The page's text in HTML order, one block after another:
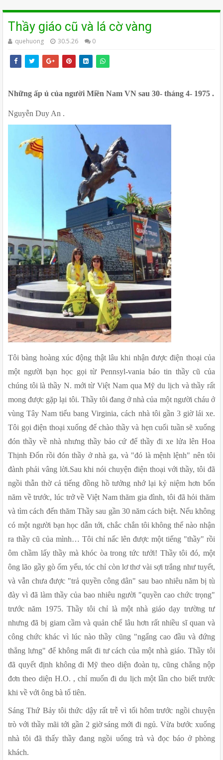
Thầy giáo cũ và lá cờ vàng
quehuong 30.5.26 0
Những ấp ủ của người Miền Nam VN sau 30- tháng 4- 1975 .
Nguyễn Duy An .
Tôi bàng hoàng xúc động thật lâu khi nhận được điện thoại của
một người bạn học gọi từ Pennsyl-vania báo tin thầy cũ của
chúng tôi là thầy N. mới từ Việt Nam qua Mỹ du lịch và thầy rất
mong được gặp lại tôi. Thầy tôi đang ở nhà của một người cháu ở
vùng Tây Nam tiểu bang Virginia, cách nhà tôi gần 3 giờ lái xe.
Tôi gọi điện thoại xuống để chào thầy và hẹn cuối tuần sẽ xuống
đón thầy về nhà nhưng thầy bảo cứ để thầy đi xe lửa lên Hoa
Thịnh Đốn rồi đón thầy ở nhà ga, và "đó là mệnh lệnh" nên tôi
đành phải vâng lời.Sau khi nói chuyện điện thoại với thầy, tôi đã
ngồi thẫn thờ cả tiếng đồng hồ tưởng nhớ lại kỷ niệm hơn bốn
năm về trước, lúc trở về Việt Nam thăm gia đình, tôi đã hỏi thăm
và tìm cách đến thăm Thầy sau gần 30 năm cách biệt. Nếu không
có một người bạn học dẫn tới, chắc chắn tôi không thể nào nhận
ra thầy cũ của mình… Tôi chỉ nấc lên được một tiếng "thầy" rồi
ôm chầm lấy thầy mà khóc òa trong tức tưởi! Thầy tôi đó, một
ông lão gầy gò ốm yếu, tóc chỉ còn lơ thơ vài sợi trắng như tuyết,
và vẫn chưa được "trả quyền công dân" sau bao nhiêu năm bị tù
đày vì đã làm thầy của bao nhiêu người "quyền cao chức trọng"
trước năm 1975. Thầy tôi chỉ là một nhà giáo dạy trường tư
nhưng đã bị giam cầm và quản chế lâu hơn rất nhiều sĩ quan và
công chức khác vì lúc nào thầy cũng "ngẩng cao đầu và đứng
thẳng lưng" để không mất đi tư cách của một nhà giáo. Thầy tôi
đã quyết định không đi Mỹ theo diện đoàn tụ, cũng chẳng nộp
đơn theo diện H.O. , chỉ muốn đi du lịch một lần cho biết trước
khi về với ông bà tổ tiên.
Sáng Thứ Bảy tôi thức dậy rất trễ vì tối hôm trước ngồi chuyện
trò với thầy mãi tới gần 2 giờ sáng mới đi ngủ. Vừa bước xuống
nhà tôi đã thấy thầy đang ngồi uống trà và đọc báo ở phòng
khách.